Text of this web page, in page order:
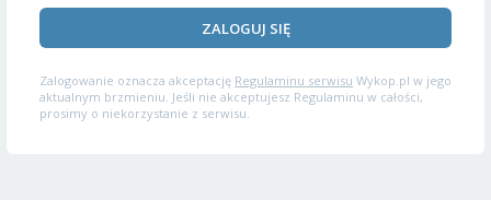
ZALOGUJ SIĘ
Zalogowanie oznacza akceptację Regulaminu serwisu Wykop.pl w jego
aktualnym brzmieniu. Jeśli nie akceptujesz Regulaminu w całości,
prosimy o niekorzystanie z serwisu.